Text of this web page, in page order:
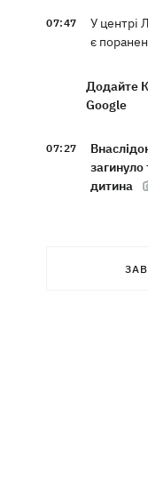
07:47
У центрі
є
Додайте
Google
07:27
дитина